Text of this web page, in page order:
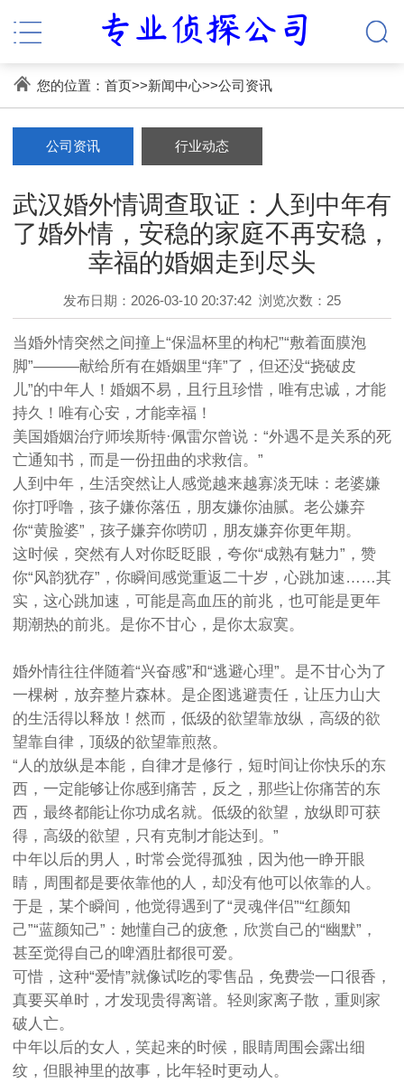
您的位置： 首页>>新闻中心>>公司资讯
公司资讯 行业动态
武汉婚外情调查取证：人到中年有
了婚外情，安稳的家庭不再安稳，
幸福的婚姻走到尽头
发布日期：2026-03-10 20:37:42 浏览次数：25
当婚外情突然之间撞上“保温杯里的枸杞”“敷着面膜泡
脚”———献给所有在婚姻里“痒”了，但还没“挠破皮
儿”的中年人！婚姻不易，且行且珍惜，唯有忠诚，才能
持久！唯有心安，才能幸福！
美国婚姻治疗师埃斯特·佩雷尔曾说：“外遇不是关系的死
亡通知书，而是一份扭曲的求救信。”
人到中年，生活突然让人感觉越来越寡淡无味：老婆嫌
你打呼噜，孩子嫌你落伍，朋友嫌你油腻。老公嫌弃
你“黄脸婆”，孩子嫌弃你唠叨，朋友嫌弃你更年期。
这时候，突然有人对你眨眨眼，夸你“成熟有魅力”，赞
你“风韵犹存”，你瞬间感觉重返二十岁，心跳加速……其
实，这心跳加速，可能是高血压的前兆，也可能是更年
期潮热的前兆。是你不甘心，是你太寂寞。
婚外情往往伴随着“兴奋感”和“逃避心理”。是不甘心为了
一棵树，放弃整片森林。是企图逃避责任，让压力山大
的生活得以释放！然而，低级的欲望靠放纵，高级的欲
望靠自律，顶级的欲望靠煎熬。
“人的放纵是本能，自律才是修行，短时间让你快乐的东
西，一定能够让你感到痛苦，反之，那些让你痛苦的东
西，最终都能让你功成名就。低级的欲望，放纵即可获
得，高级的欲望，只有克制才能达到。”
中年以后的男人，时常会觉得孤独，因为他一睁开眼
睛，周围都是要依靠他的人，却没有他可以依靠的人。
于是，某个瞬间，他觉得遇到了“灵魂伴侣”“红颜知
己”“蓝颜知己”：她懂自己的疲惫，欣赏自己的“幽默”，
甚至觉得自己的啤酒肚都很可爱。
可惜，这种“爱情”就像试吃的零售品，免费尝一口很香，
真要买单时，才发现贵得离谱。轻则家离子散，重则家
破人亡。
中年以后的女人，笑起来的时候，眼睛周围会露出细
纹，但眼神里的故事，比年轻时更动人。